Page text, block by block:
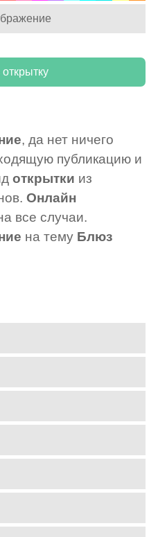
, да нет ничего
публикацию и
открытки из
Онлайн
все случаи.
на тему Блюз